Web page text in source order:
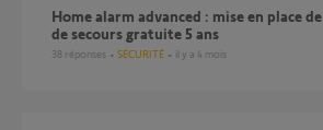
Home alarm advanced : mise en place de la connexion GSM
de secours gratuite 5 ans
38 réponses SÉCURITÉ il y a 4 mois